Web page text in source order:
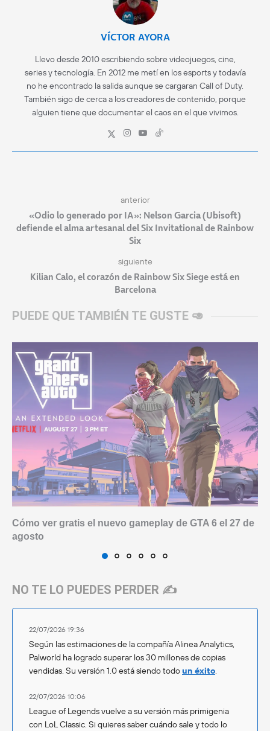
VÍCTOR AYORA
Llevo desde 2010 escribiendo sobre videojuegos, cine,
series y tecnología. En 2012 me metí en los esports y todavía
no he encontrado la salida aunque se cargaran Call of Duty.
También sigo de cerca a los creadores de contenido, porque
alguien tiene que documentar el caos en el que vivimos.
anterior
«Odio lo generado por IA»: Nelson Garcia (Ubisoft)
defiende el alma artesanal del Six Invitational de Rainbow
Six
siguiente
Kilian Calo, el corazón de Rainbow Six Siege está en
Barcelona
PUEDE QUE TAMBIÉN TE GUSTE 🥑
Cómo ver gratis el nuevo gameplay de GTA 6 el 27 de
agosto
NO TE LO PUEDES PERDER ✍️
22/07/2026 19:36
Según las estimaciones de la compañía Alinea Analytics,
Palworld ha logrado superar los 30 millones de copias
vendidas. Su versión 1.0 está siendo todoun éxito.
22/07/2026 10:06
League of Legends vuelve a su versión más primigenia
con LoL Classic. Si quieres saber cuándo sale y todo lo